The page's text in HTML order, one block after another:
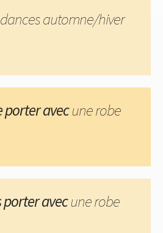
automne/hiver
porter avecune robe
porter avecune robe